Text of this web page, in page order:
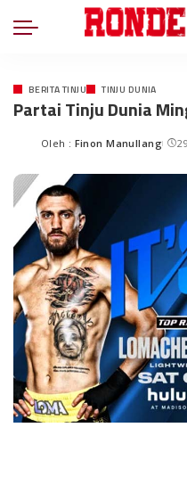
BERITA TINJU TINJU DUNIA
Partai Tinju Dunia
Oleh : Finon Manullang